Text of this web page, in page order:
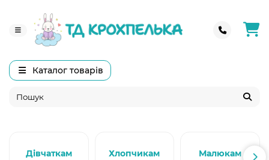
Каталог товарів
Дівчаткам Хлопчикам Малюкам